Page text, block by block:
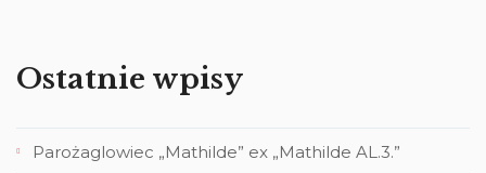
Ostatnie wpisy
Parożaglowiec „Mathilde” ex „Mathilde AL.3.”